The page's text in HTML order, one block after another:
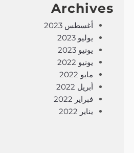
Archives
أغسطس 2023
يوليو 2023
يونيو 2023
يونيو 2022
مايو 2022
أبريل 2022
فبراير 2022
يناير 2022